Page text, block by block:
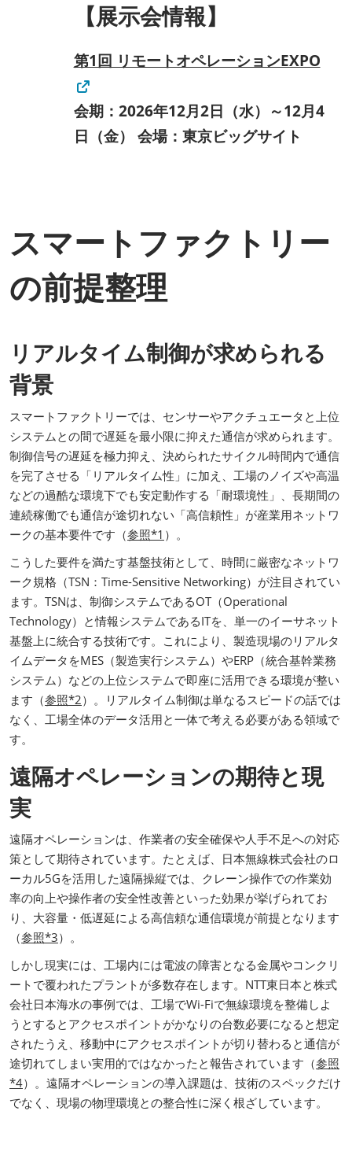
【展示会情報】
第1回 リモートオペレーションEXPO
会期：2026年12月2日（水）～12月4
日（金） 会場：東京ビッグサイト
スマートファクトリー
の前提整理
リアルタイム制御が求められる
背景
スマートファクトリーでは、センサーやアクチュエータと上位
システムとの間で遅延を最小限に抑えた通信が求められます。
制御信号の遅延を極力抑え、決められたサイクル時間内で通信
を完了させる「リアルタイム性」に加え、工場のノイズや高温
などの過酷な環境下でも安定動作する「耐環境性」、長期間の
連続稼働でも通信が途切れない「高信頼性」が産業用ネットワ
ークの基本要件です（参照*1 ）。
こうした要件を満たす基盤技術として、時間に厳密なネットワ
ーク規格（TSN：Time-Sensitive Networking）が注目されてい
ます。TSNは、制御システムであるOT（Operational
Technology）と情報システムであるITを、単一のイーサネット
基盤上に統合する技術です。これにより、製造現場のリアルタ
イムデータをMES（製造実行システム）やERP（統合基幹業務
システム）などの上位システムで即座に活用できる環境が整い
ます（参照*2）。リアルタイム制御は単なるスピードの話では
なく、工場全体のデータ活用と一体で考える必要がある領域で
す。
遠隔オペレーションの期待と現
実
遠隔オペレーションは、作業者の安全確保や人手不足への対応
策として期待されています。たとえば、日本無線株式会社のロ
ーカル5Gを活用した遠隔操縦では、クレーン操作での作業効
率の向上や操作者の安全性改善といった効果が挙げられてお
り、大容量・低遅延による高信頼な通信環境が前提となります
（参照*3）。
しかし現実には、工場内には電波の障害となる金属やコンクリ
ートで覆われたプラントが多数存在します。NTT東日本と株式
会社日本海水の事例では、工場でWi-Fiで無線環境を整備しよ
うとするとアクセスポイントがかなりの台数必要になると想定
されたうえ、移動中にアクセスポイントが切り替わると通信が
途切れてしまい実用的ではなかったと報告されています（参照
*4）。遠隔オペレーションの導入課題は、技術のスペックだけ
でなく、現場の物理環境との整合性に深く根ざしています。